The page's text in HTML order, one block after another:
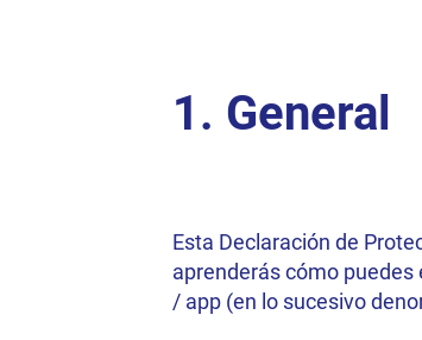
1. General
Esta Declaración de
aprenderás cómo puedes
/ app (en lo sucesivo